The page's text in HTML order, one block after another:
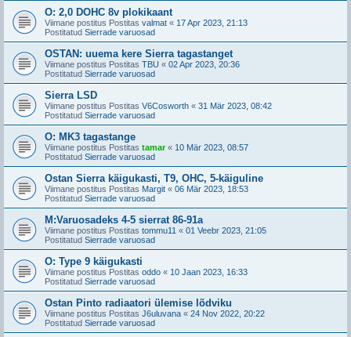
O: 2,0 DOHC 8v plokikaant
Viimane postitus Postitas valmat « 17 Apr 2023, 21:13
Postitatud Sierrade varuosad
OSTAN: uuema kere Sierra tagastanget
Viimane postitus Postitas TBU « 02 Apr 2023, 20:36
Postitatud Sierrade varuosad
Sierra LSD
Viimane postitus Postitas V6Cosworth « 31 Mär 2023, 08:42
Postitatud Sierrade varuosad
O: MK3 tagastange
Viimane postitus Postitas tamar« 10 Mär 2023, 08:57
Postitatud Sierrade varuosad
Ostan Sierra käigukasti, T9, OHC, 5-käiguline
Viimane postitus Postitas Margit « 06 Mär 2023, 18:53
Postitatud Sierrade varuosad
M:Varuosadeks 4-5 sierrat 86-91a
Viimane postitus Postitas tommu11 « 01 Veebr 2023, 21:05
Postitatud Sierrade varuosad
O: Type 9 käigukasti
Viimane postitus Postitas oddo « 10 Jaan 2023, 16:33
Postitatud Sierrade varuosad
Ostan Pinto radiaatori ülemise lõdviku
Viimane postitus Postitas J6uluvana « 24 Nov 2022, 20:22
Postitatud Sierrade varuosad